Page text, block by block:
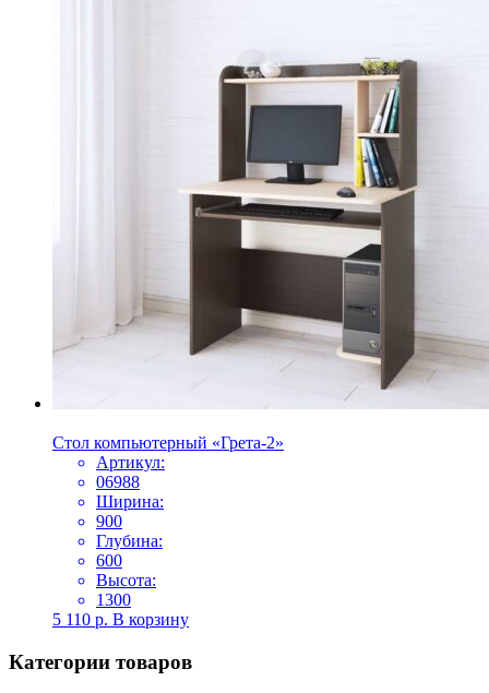
Стол компьютерный «Грета-2»
Артикул:
06988
Ширина:
900
Глубина:
600
Высота:
1300
5 110 р. В корзину
Категории товаров